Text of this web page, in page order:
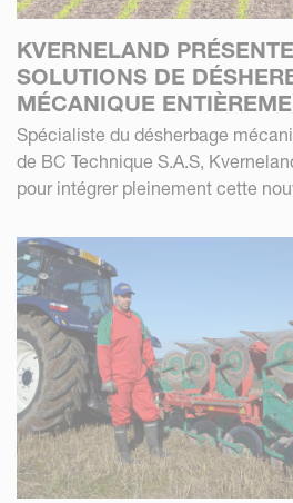
KVERNELAND
SOLUTIONS DE
MÉCANIQUE
Spécialiste du désherbage
de BC Technique S.A.S,
pour intégrer pleinement cette